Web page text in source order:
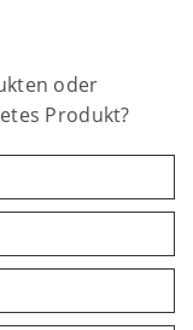
oder
Produkt?